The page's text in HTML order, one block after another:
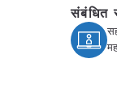
संबंधित